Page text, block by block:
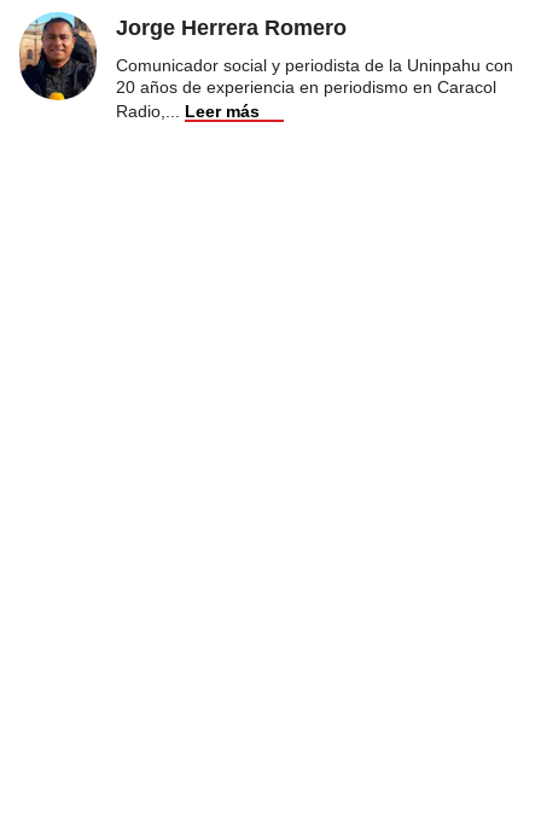
Jorge Herrera Romero
Comunicador social y periodista de la Uninpahu con
20 años de experiencia en periodismo en Caracol
Radio,
Leer más